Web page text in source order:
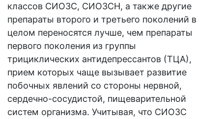
классов СИОЗС, СИОЗСН, а также другие
препараты второго и третьего поколений в
целом переносятся лучше, чем препараты
первого поколения из группы
трициклических антидепрессантов (ТЦА),
прием которых чаще вызывает развитие
побочных явлений со стороны нервной,
сердечно-сосудистой, пищеварительной
систем организма. Учитывая, что СИОЗС